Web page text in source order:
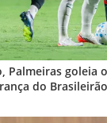
Palmeiras goleia
do Brasileirão